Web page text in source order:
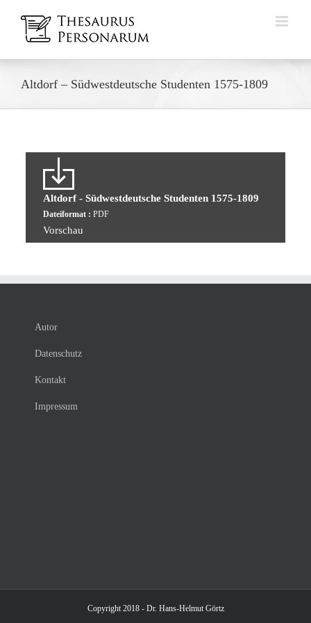
Inhalt
springen
Altdorf – Südwestdeutsche Studenten 1575-1809
Altdorf - Südwestdeutsche Studenten 1575-1809
Dateiformat : PDF
Vorschau
Autor
Datenschutz
Kontakt
Impressum
Copyright 2018 - Dr. Hans-Helmut Görtz